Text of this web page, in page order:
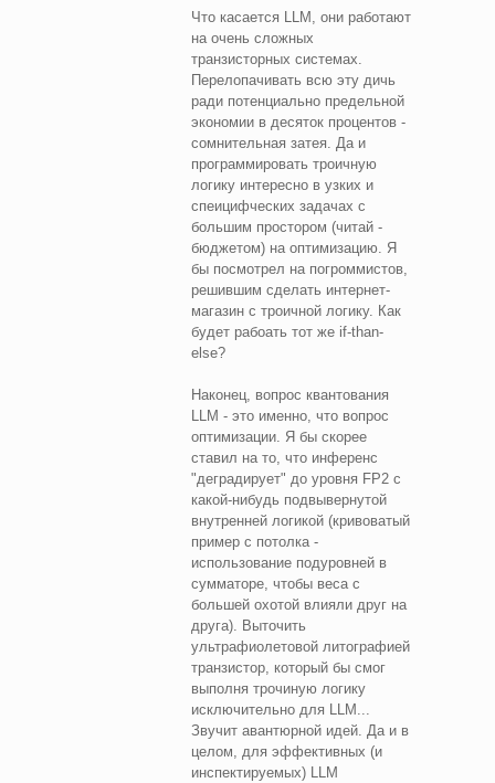
Что касается LLM, они работают
на очень сложных
транзисторных системах.
Перелопачивать всю эту дичь
ради потенциально предельной
экономии в десяток процентов -
сомнительная затея. Да и
программировать троичную
логику интересно в узких и
спеицифческих задачах с
большим простором (читай -
бюджетом) на оптимизацию. Я
бы посмотрел на погроммистов,
решившим сделать интернет-
магазин с троичной логику. Как
будет рабоать тот же if-than-
else?
Наконец, вопрос квантования
LLM - это именно, что вопрос
оптимизации. Я бы скорее
ставил на то, что инференс
"деградирует" до уровня FP2 с
какой-нибудь подвывернутой
внутренней логикой (кривоватый
пример с потолка -
использование подуровней в
сумматоре, чтобы веса с
большей охотой влияли друг на
друга). Выточить
ультрафиолетовой литографией
транзистор, который бы смог
выполня трочиную логику
исключительно для LLM...
Звучит авантюрной идей. Да и в
целом, для эффективных (и
инспектируемых) LLM